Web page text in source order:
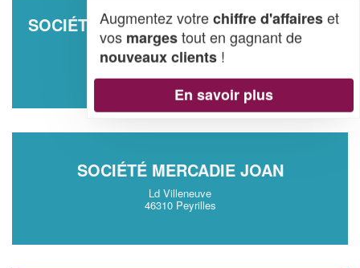
SOCIÉTÉ DES MAISONS POUR DEMAIN
(SAS)
Rte De Carlane Lieudit Maleville
46250 Cazals
SOCIÉTÉ MERCADIE JOAN
Ld Villeneuve
46310 Peyrilles
Augmentez votrechiffre d'affaireset
vos margestout en gagnant de
nouveaux clients !
En savoir plus